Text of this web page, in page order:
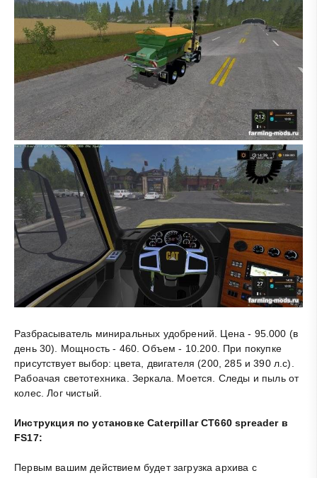
Разбрасыватель миниральных удобрений. Цена - 95.000 (в
день 30). Мощность - 460. Объем - 10.200. При покупке
присутствует выбор: цвета, двигателя (200, 285 и 390 л.с).
Рабоачая светотехника. Зеркала. Моется. Следы и пыль от
колес. Лог чистый.
Инструкция по установке Caterpillar CT660 spreader в
FS17:
Первым вашим действием будет загрузка архива с